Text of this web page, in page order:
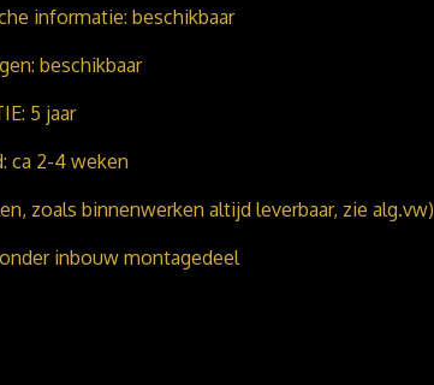
informatie: beschikbaar
beschikbaar
5 jaar
ca 2-4 weken
zoals binnenwerken altijd leverbaar, zie alg.vw)
inbouw montagedeel